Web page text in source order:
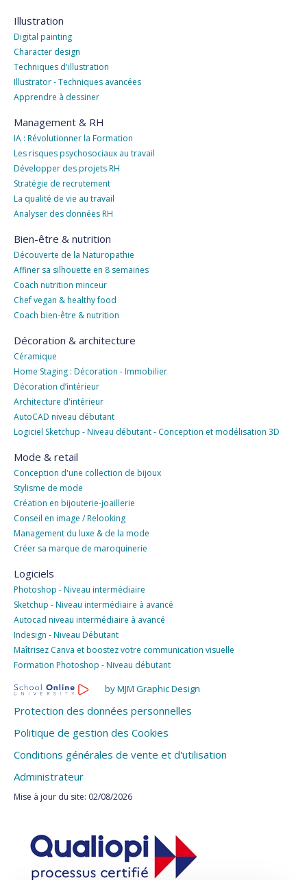
Illustration
Digital painting
Character design
Techniques d'illustration
Illustrator - Techniques avancées
Apprendre à dessiner
Management & RH
IA : Révolutionner la Formation
Les risques psychosociaux au travail
Développer des projets RH
Stratégie de recrutement
La qualité de vie au travail
Analyser des données RH
Bien-être & nutrition
Découverte de la Naturopathie
Affiner sa silhouette en 8 semaines
Coach nutrition minceur
Chef vegan & healthy food
Coach bien-être & nutrition
Décoration & architecture
Céramique
Home Staging : Décoration - Immobilier
Décoration d’intérieur
Architecture d'intérieur
AutoCAD niveau débutant
Logiciel Sketchup - Niveau débutant - Conception et modélisation 3D
Mode & retail
Conception d'une collection de bijoux
Stylisme de mode
Création en bijouterie-joaillerie
Conseil en image / Relooking
Management du luxe & de la mode
Créer sa marque de maroquinerie
Logiciels
Photoshop - Niveau intermédiaire
Sketchup - Niveau intermédiaire à avancé
Autocad niveau intermédiaire à avancé
Indesign - Niveau Débutant
Maîtrisez Canva et boostez votre communication visuelle
Formation Photoshop - Niveau débutant
by MJM Graphic Design
Protection des données personnelles
Politique de gestion des Cookies
Conditions générales de vente et d'utilisation
Administrateur
Mise à jour du site: 02/08/2026